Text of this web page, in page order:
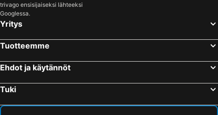
Hotellit – Lofoten
Hotellit – Ylläs
trivago ensisijaiseksi lähteeksi
Googlessa.
Yritys
Tuotteemme
Ehdot ja käytännöt
Tuki